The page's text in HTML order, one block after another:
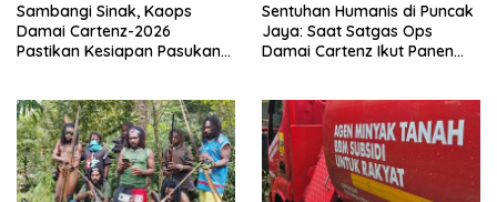
Sambangi Sinak, Kaops
Damai Cartenz-2026
Pastikan Kesiapan Pasukan
Sentuhan Humanis di Puncak
Jaya: Saat Satgas Ops
Damai Cartenz Ikut Panen